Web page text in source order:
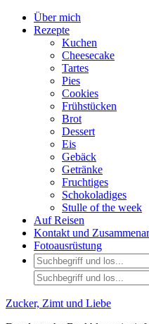
Über mich
Rezepte
Kuchen
Cheesecake
Tartes
Pies
Cookies
Frühstücken
Brot
Dessert
Eis
Gebäck
Getränke
Fruchtiges
Schokoladiges
Stulle of the week
Auf Reisen
Kontakt und
Fotoausrüstung
Zucker, Zimt und Liebe